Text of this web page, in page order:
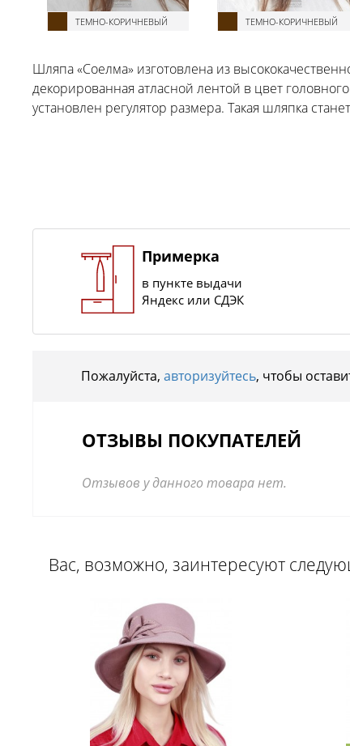
ТЕМНО-КОРИЧНЕВЫЙ ТЕМНО-КОРИЧНЕВЫЙ
Шляпа «Соелма» изготовлена из
декорированная атласной лентой в цвет
установлен регулятор размера. Такая шляпка
Примерка
в пункте выдачи
Яндекс или СДЭК
Пожалуйста, авторизуйтесь, чтобы
ОТЗЫВЫ ПОКУПАТЕЛЕЙ
Отзывов у данного товара нет.
Вас, возможно, заинтересуют